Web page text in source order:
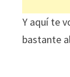
Y aquí te
bastante